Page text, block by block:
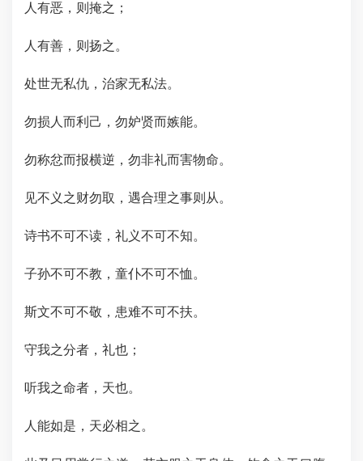
人有恶，则掩之；
人有善，则扬之。
处世无私仇，治家无私法。
勿损人而利己，勿妒贤而嫉能。
勿称忿而报横逆，勿非礼而害物命。
见不义之财勿取，遇合理之事则从。
诗书不可不读，礼义不可不知。
子孙不可不教，童仆不可不恤。
斯文不可不敬，患难不可不扶。
守我之分者，礼也；
听我之命者，天也。
人能如是，天必相之。